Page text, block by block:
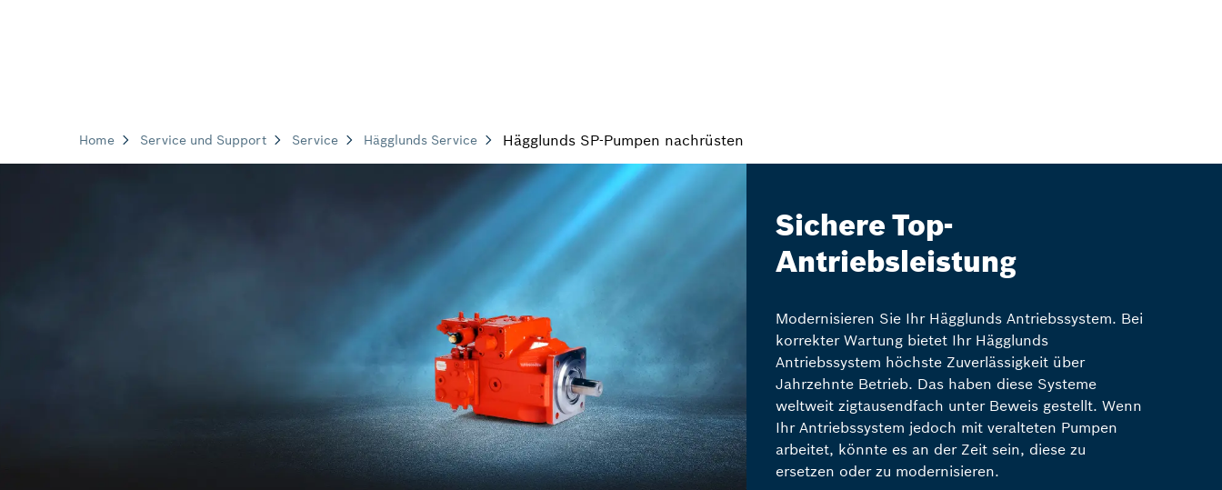
Home Service und Support Service Hägglunds Service Hägglunds SP-Pumpen nachrüsten
Sichere Top-
Antriebsleistung
Modernisieren Sie Ihr Hägglunds Antriebssystem. Bei
korrekter Wartung bietet Ihr Hägglunds
Antriebssystem höchste Zuverlässigkeit über
Jahrzehnte Betrieb. Das haben diese Systeme
weltweit zigtausendfach unter Beweis gestellt. Wenn
Ihr Antriebssystem jedoch mit veralteten Pumpen
arbeitet, könnte es an der Zeit sein, diese zu
ersetzen oder zu modernisieren.